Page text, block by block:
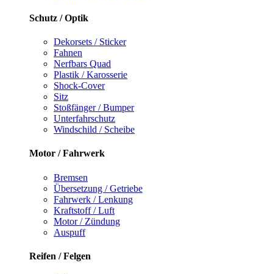
Schutz / Optik
Dekorsets / Sticker
Fahnen
Nerfbars Quad
Plastik / Karosserie
Shock-Cover
Sitz
Stoßfänger / Bumper
Unterfahrschutz
Windschild / Scheibe
Motor / Fahrwerk
Bremsen
Übersetzung / Getriebe
Fahrwerk / Lenkung
Kraftstoff / Luft
Motor / Zündung
Auspuff
Reifen / Felgen